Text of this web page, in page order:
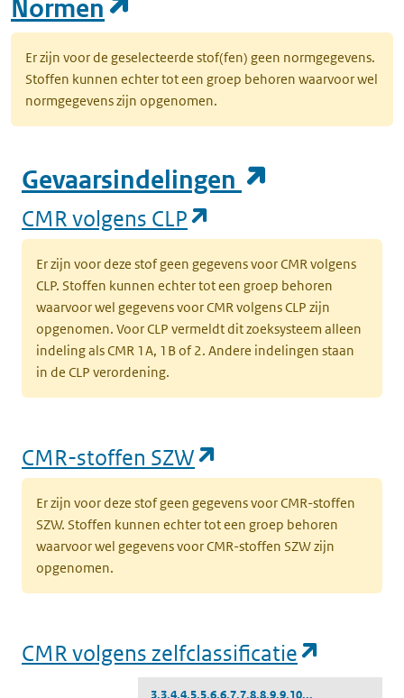
Normen
Er zijn voor de geselecteerde stof(fen) geen normgegevens.
Stoffen kunnen echter tot een groep behoren waarvoor wel
normgegevens zijn opgenomen.
Gevaarsindelingen
CMR volgens CLP
Er zijn voor deze stof geen gegevens voor CMR volgens
CLP. Stoffen kunnen echter tot een groep behoren
waarvoor wel gegevens voor CMR volgens CLP zijn
opgenomen. Voor CLP vermeldt dit zoeksysteem alleen
indeling als CMR 1A, 1B of 2. Andere indelingen staan
in de CLP verordening.
CMR-stoffen SZW
Er zijn voor deze stof geen gegevens voor CMR-stoffen
SZW. Stoffen kunnen echter tot een groep behoren
waarvoor wel gegevens voor CMR-stoffen SZW zijn
opgenomen.
CMR volgens zelfclassificatie
3,3,4,4,5,5,6,6,7,7,8,8,9,9,10...